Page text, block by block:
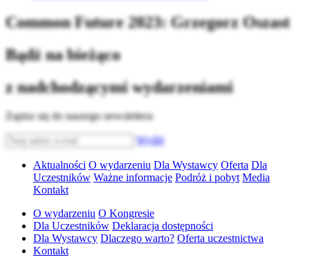
Common Future 2023: Grzegorz Oszast
Bądź na bieżąco
z nadchodzącymi wydarzeniami
Zapisz się do naszego newslettera
Wyślij
Aktualności O wydarzeniu Dla Wystawcy Oferta Dla
Uczestników Ważne informacje Podróż i pobyt Media
Kontakt
O wydarzeniu O Kongresie
Dla Uczestników Deklaracja dostępności
Dla Wystawcy Dlaczego warto? Oferta uczestnictwa
Kontakt